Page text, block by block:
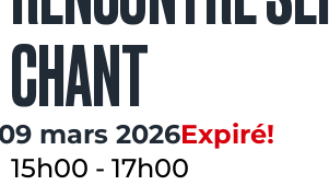
CHANT
mars 2026Expiré!
15h00 - 17h00